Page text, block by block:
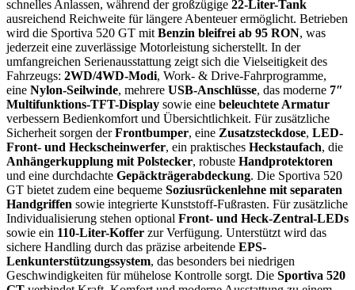
schnelles Anlassen, während der großzügige 22-Liter-Tank
ausreichend Reichweite für längere Abenteuer ermöglicht. Betrieben
wird die Sportiva 520 GT mit Benzin bleifrei ab 95 RON, was
jederzeit eine zuverlässige Motorleistung sicherstellt. In der
umfangreichen Serienausstattung zeigt sich die Vielseitigkeit des
Fahrzeugs: 2WD/4WD-Modi, Work- & Drive-Fahrprogramme,
eine Nylon-Seilwinde, mehrere USB-Anschlüsse, das moderne 7″
Multifunktions-TFT-Display sowie eine beleuchtete Armatur
verbessern Bedienkomfort und Übersichtlichkeit. Für zusätzliche
Sicherheit sorgen derFrontbumper, eine Zusatzsteckdose, LED-
Front- und Heckscheinwerfer, ein praktisches Heckstaufach, die
Anhängerkupplung mit Polstecker, robuste Handprotektoren
und eine durchdachte Gepäckträgerabdeckung. Die Sportiva 520
GT bietet zudem eine bequeme Soziusrückenlehne mit separaten
Handgriffen sowie integrierte Kunststoff-Fußrasten. Für zusätzliche
Individualisierung stehen optional Front- und Heck-Zentral-LEDs
sowie ein 110-Liter-Koffer zur Verfügung. Unterstützt wird das
sichere Handling durch das präzise arbeitende EPS-
Lenkunterstützungssystem, das besonders bei niedrigen
Geschwindigkeiten für mühelose Kontrolle sorgt. Die Sportiva 520